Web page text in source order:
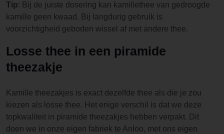
Tip: Bij de juiste dosering kan kamillethee van gedroogde
kamille geen kwaad. Bij langdurig gebruik is
voorzichtigheid geboden wissel af met andere thee.
Losse thee in een piramide
theezakje
Kamille theezakjes is exact dezelfde thee als die je zou
kiezen als losse thee. Het enige verschil is dat we deze
topkwaliteit in piramide theezakjes hebben verpakt. Dit
doen we in onze eigen fabriek te Anloo, met ons eigen